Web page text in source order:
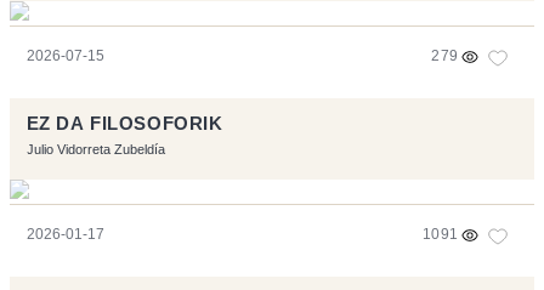
2026-07-15 279
EZ DA FILOSOFORIK
Julio Vidorreta Zubeldía
2026-01-17 1091